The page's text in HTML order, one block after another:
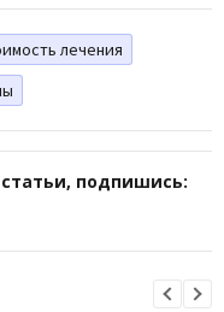
лечения
подпишись: